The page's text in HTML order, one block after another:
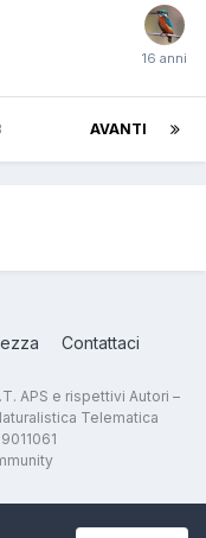
AVANTI
Contattaci
APS e rispettivi Autori –
Telematica